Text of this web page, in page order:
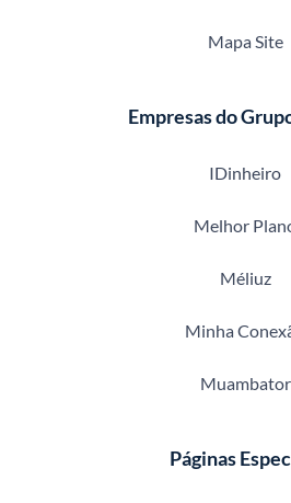
Mapa Site
Empresas do
IDinheiro
Melhor
Méliuz
Minha
Muambator
Páginas